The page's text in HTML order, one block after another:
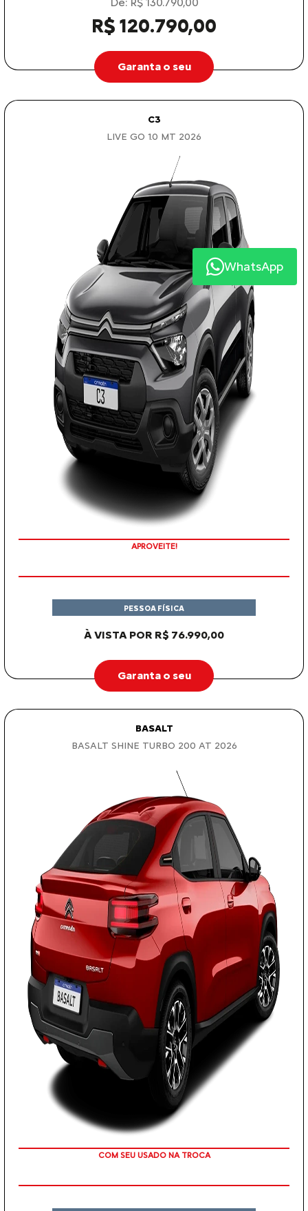
R$ 120.790,00
Garanta o seu
C3
LIVE GO 1.0 MT 2026
APROVEITE!
À VISTA POR R$ 76.990,00
PESSOA FÍSICA
Garanta o seu
BASALT
BASALT SHINE TURBO 200 AT 2026
TAXA ZERO
WhatsApp